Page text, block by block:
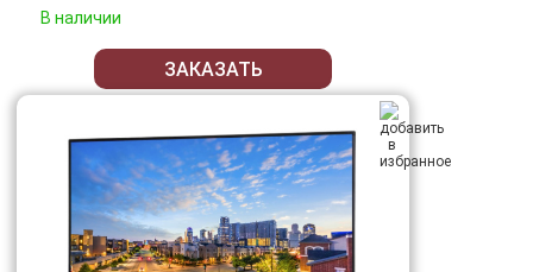
В наличии
ЗАКАЗАТЬ